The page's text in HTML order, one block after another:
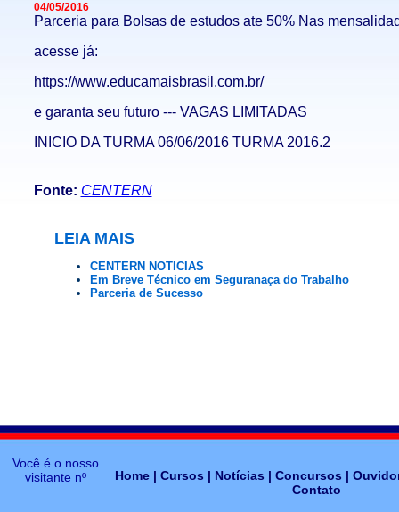
04/05/2016
Parceria para Bolsas de estudos ate 50% Nas
acesse já:
https://www.educamaisbrasil.com.br/
e garanta seu futuro --- VAGAS LIMITADAS
INICIO DA TURMA 06/06/2016 TURMA 2016.2
Fonte: CENTERN
LEIA MAIS
CENTERN NOTICIAS
Em Breve Técnico em Seguranaça do Trabalho
Parceria de Sucesso
Você é o nosso
visitante nº
Home| Cursos | Notícias | Concursos |
Contato